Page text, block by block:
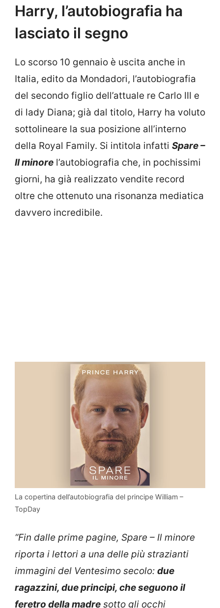
Harry, l’autobiografia ha
lasciato il segno
Lo scorso 10 gennaio è uscita anche in
Italia, edito da Mondadori, l’autobiografia
del secondo figlio dell’attuale re Carlo III e
di lady Diana; già dal titolo, Harry ha voluto
sottolineare la sua posizione all’interno
della Royal Family. Si intitola infatti Spare –
Il minore l’autobiografia che, in pochissimi
giorni, ha già realizzato vendite record
oltre che ottenuto una risonanza mediatica
davvero incredibile.
La copertina dell’autobiografia del principe William –
TopDay
“Fin dalle prime pagine, Spare – Il minore
riporta i lettori a una delle più strazianti
immagini del Ventesimo secolo: due
ragazzini, due principi, che seguono il
feretro della madre sotto gli occhi